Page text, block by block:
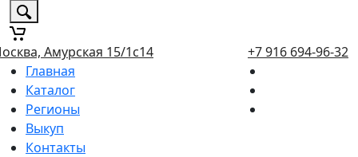
Амурская 15/1с14
+7 916 694-96-32
Главная
Каталог
Регионы
Выкуп
Контакты